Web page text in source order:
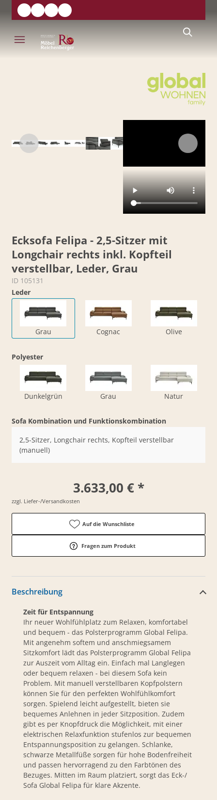
Ecksofa Felipa - 2,5-Sitzer mit
Longchair rechts inkl. Kopfteil
verstellbar, Leder, Grau
ID 105131
Leder
Grau Cognac Olive
Polyester
Dunkelgrün Grau Natur
Sofa Kombination und Funktionskombination
2,5-Sitzer, Longchair rechts, Kopfteil verstellbar
(manuell)
3.633,00 € *
zzgl. Liefer-/Versandkosten
Auf die Wunschliste
Fragen zum Produkt
Beschreibung
Zeit für Entspannung
Ihr neuer Wohlfühlplatz zum Relaxen, komfortabel
und bequem - das Polsterprogramm Global Felipa.
Mit angenehm softem und anschmiegsamem
Sitzkomfort lädt das Polsterprogramm Global Felipa
zur Auszeit vom Alltag ein. Einfach mal Langlegen
oder bequem relaxen - bei diesem Sofa kein
Problem. Mit manuell verstellbaren Kopfpolstern
können Sie für den perfekten Wohlfühlkomfort
sorgen. Spielend leicht aufgestellt, bieten sie
bequemes Anlehnen in jeder Sitzposition. Zudem
gibt es per Knopfdruck die Möglichkeit, mit einer
elektrischen Relaxfunktion stufenlos zur bequemen
Entspannungsposition zu gelangen. Schlanke,
schwarze Metallfüße sorgen für hohe Bodenfreiheit
und passen hervorragend zu den Farbtönen des
Bezuges. Mitten im Raum platziert, sorgt das Eck-/
Sofa Global Felipa für klare Akzente.